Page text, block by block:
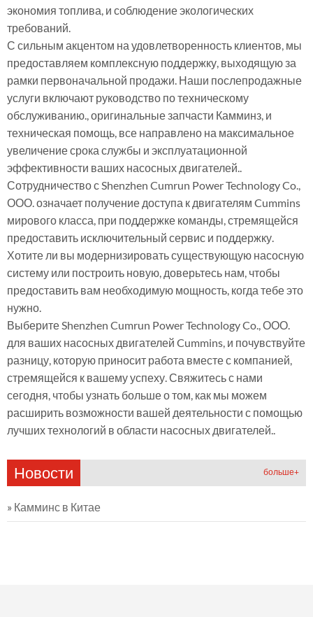
экономия топлива, и соблюдение экологических
требований.
С сильным акцентом на удовлетворенность клиентов, мы
предоставляем комплексную поддержку, выходящую за
рамки первоначальной продажи. Наши послепродажные
услуги включают руководство по техническому
обслуживанию., оригинальные запчасти Камминз, и
техническая помощь, все направлено на максимальное
увеличение срока службы и эксплуатационной
эффективности ваших насосных двигателей..
Сотрудничество с Shenzhen Cumrun Power Technology Co.,
ООО. означает получение доступа к двигателям Cummins
мирового класса, при поддержке команды, стремящейся
предоставить исключительный сервис и поддержку.
Хотите ли вы модернизировать существующую насосную
систему или построить новую, доверьтесь нам, чтобы
предоставить вам необходимую мощность, когда тебе это
нужно.
Выберите Shenzhen Cumrun Power Technology Co., ООО.
для ваших насосных двигателей Cummins, и почувствуйте
разницу, которую приносит работа вместе с компанией,
стремящейся к вашему успеху. Свяжитесь с нами
сегодня, чтобы узнать больше о том, как мы можем
расширить возможности вашей деятельности с помощью
лучших технологий в области насосных двигателей..
Новости больше+
» Камминс в Китае